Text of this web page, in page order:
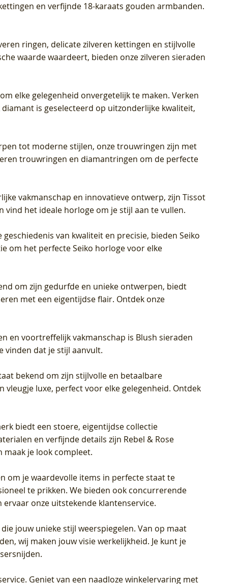
en verfijnde 18-karaats gouden armbanden.
ringen, delicate zilveren kettingen en stijlvolle
waarde waardeert, bieden onze zilveren sieraden
elke gelegenheid onvergetelijk te maken. Verken
is geselecteerd op uitzonderlijke kwaliteit,
tot moderne stijlen, onze trouwringen zijn met
trouwringen en diamantringen om de perfecte
vakmanschap en innovatieve ontwerp, zijn Tissot
het ideale horloge om je stijl aan te vullen.
van kwaliteit en precisie, bieden Seiko
om het perfecte Seiko horloge voor elke
om zijn gedurfde en unieke ontwerpen, biedt
met een eigentijdse flair. Ontdek onze
en voortreffelijk vakmanschap is Blush sieraden
vinden dat je stijl aanvult.
bekend om zijn stijlvolle en betaalbare
luxe, perfect voor elke gelegenheid. Ontdek
biedt een stoere, eigentijdse collectie
en verfijnde details zijn Rebel & Rose
maak je look compleet.
om je waardevolle items in perfecte staat te
te prikken. We bieden ook concurrerende
onze uitstekende klantenservice.
jouw unieke stijl weerspiegelen. Van op maat
wij maken jouw visie werkelijkheid. Je kunt je
. Geniet van een naadloze winkelervaring met